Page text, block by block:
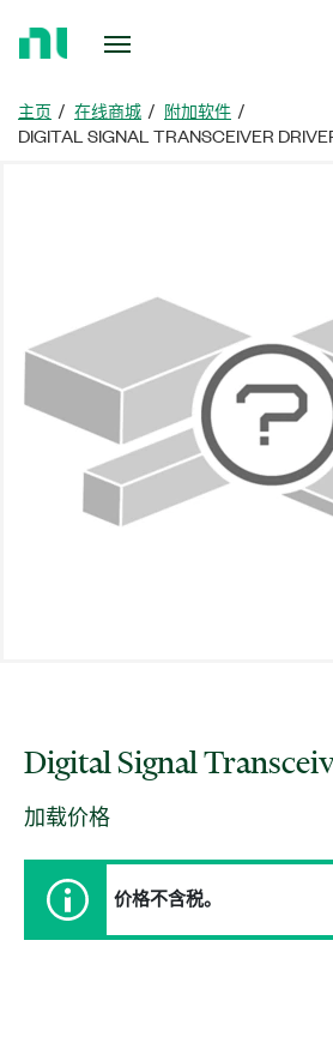
主页 在线商城
附加软件
DIGITAL SIGNAL TRANSCEIVER
Digital Signal
加载价格
价格不含税。